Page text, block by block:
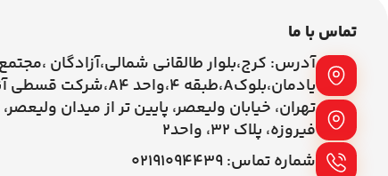
تماس با ما
آدرس: کرج،بلوار طالقانی شمالی،آزادگان
یادمان،بلوکA،طبقه ۴،واحد A4،شرکت قسطی آنلاین
تهران، خیابان ولیعصر، پایین تر از میدان
فیروزه، پلاک 32، واحد2
شماره تماس: ۰۲۱۹۱۰۹۴۴۳۹